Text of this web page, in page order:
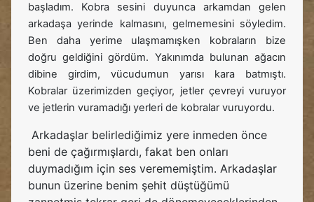
başladım. Kobra sesini duyunca arkamdan gelen
arkadaşa yerinde kalmasını, gelmemesini söyledim.
Ben daha yerime ulaşmamışken kobraların bize
doğru geldiğini gördüm. Yakınımda bulunan ağacın
dibine girdim, vücudumun yarısı kara batmıştı.
Kobralar üzerimizden geçiyor, jetler çevreyi vuruyor
ve jetlerin vuramadığı yerleri de kobralar vuruyordu.
Arkadaşlar belirlediğimiz yere inmeden önce
beni de çağırmışlardı, fakat ben onları
duymadığım için ses verememiştim. Arkadaşlar
bunun üzerine benim şehit düştüğümü